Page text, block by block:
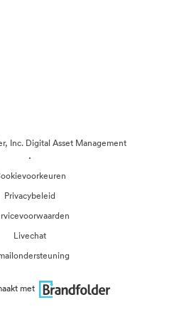
Inc. Digital Asset Management
·
Privacybeleid
Livechat
met